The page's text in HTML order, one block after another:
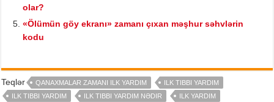
olar?
«Ölümün göy ekranı» zamanı çıxan məşhur səhvlərin
kodu
Teqlər QANAXMALAR ZAMANI ILK YARDIM
ILK TIBBI YARDIM
ILK TIBBI YARDIM
ILK TIBBI YARDIM NƏDIR
ILK YARDIM